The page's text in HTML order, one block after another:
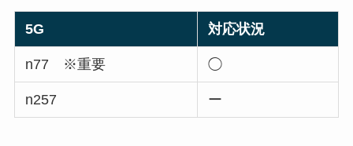
5G 対応状況
n77 ※重要 ◯
n257 ー